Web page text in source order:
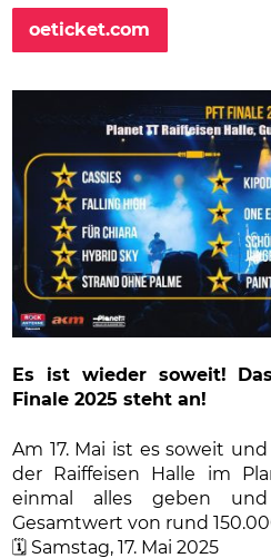
oeticket.com
Es ist wieder soweit!
Finale 2025 steht an!
Am 17. Mai ist es soweit
der Raiffeisen Halle im
einmal alles geben
Gesamtwert von rund
🗓️ Samstag, 17. Mai 2025